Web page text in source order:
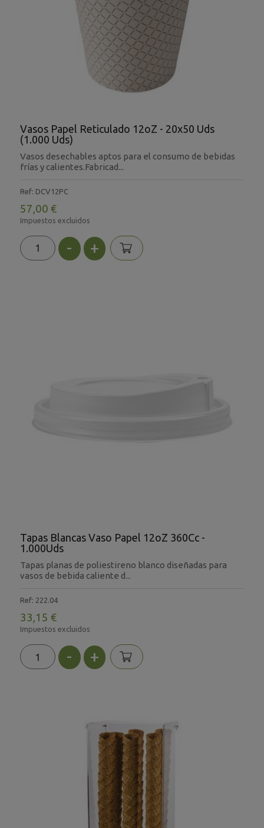
Vasos Papel Reticulado 12oZ - 20x50 Uds
(1.000 Uds)
Vasos desechables aptos para el consumo de bebidas
frías y calientes.Fabricad...
Ref: DCV12PC
57,00 €
Impuestos excluidos
- +
Tapas Blancas Vaso Papel 12oZ 360Cc -
1.000Uds
Tapas planas de poliestireno blanco diseñadas para
vasos de bebida caliente d...
Ref: 222.04
33,15 €
Impuestos excluidos
- +